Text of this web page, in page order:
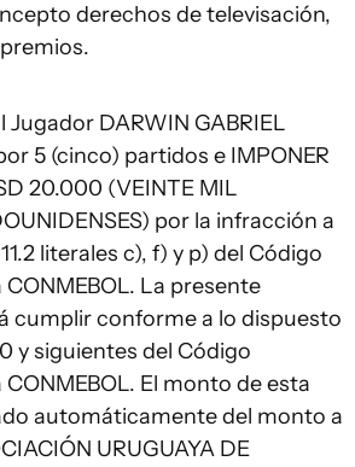
derechos de televisación,
Jugador DARWIN GABRIEL
5 (cinco) partidos e IMPONER
20.000 (VEINTE MIL
por la infracción a
literales c), f) y p) del Código
La presente
cumplir conforme a lo dispuesto
y siguientes del Código
El monto de esta
automáticamente del monto a
URUGUAYA DE